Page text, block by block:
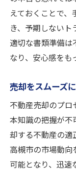
えておくことで、
き、予期しないト
適切な書類準備は
なり、安心感をも
売却をスムーズ
不動産売却のプロ
本知識の把握が不
却する不動産の適
高槻市の市場動向
可能となり、迅速